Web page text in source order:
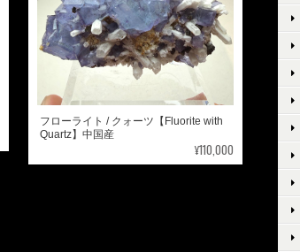
フローライト / クォーツ【Fluorite with
Quartz】中国産
¥110,000